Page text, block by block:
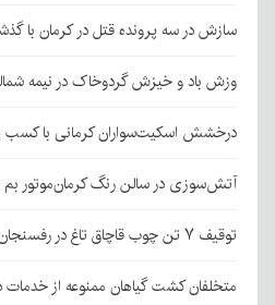
سازش در سه پرونده قتل در کرمان با
وزش باد و خیزش گردوخاک در نیمه
درخشش اسکیت‌سواران کرمانی با
آتش‌سوزی در سالن رنگ کرمان‌موتور بم
توقیف ۷ تن چوب قاچاق تاغ در رفسنجان
متخلفان کشت گیاهان ممنوعه از